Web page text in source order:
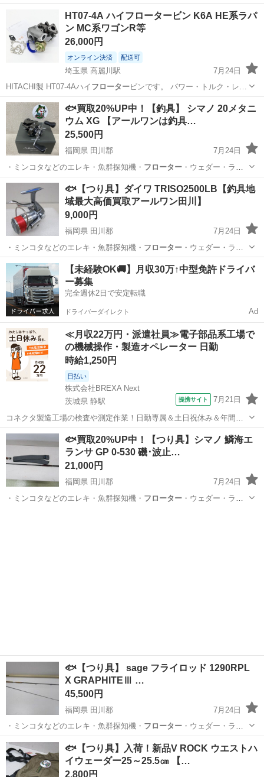
HT07-4A ハイフロータービン K6A HE系ラパ
ン MC系ワゴンR等
26,000円
オンライン決済 配送可
埼玉県 高麗川駅
7月24日
HITACHI製 HT07-4Aハイ フローター ビンです。 パワー・トルク・レ…
埼玉 日高市 高麗川駅 パーツ ラパン
🐟買取20%UP中！【釣具】 シマノ 20メタニ
ウム XG 【アールワンは釣具…
25,500円
福岡県 田川郡
7月24日
・ミンコタなどのエレキ・魚群探知機・ フローター・ウェダー・ライ
フJKT ■取…
福岡 田川郡 その他 ミンコタ
🐟【つり具】ダイワ TRISO2500LB【釣具地
域最大高価買取アールワン田川】
9,000円
福岡県 田川郡
7月24日
・ミンコタなどのエレキ・魚群探知機・ フローター・ウェダー・ライ
フJKT ■取…
福岡 田川郡 その他 釣具
【未経験OK🚚】月収30万↑中型免許ドライバ
ー募集
完全週休2日で安定転職
ドライバーダイレクト Ad
≪月収22万円・派遣社員≫電子部品系工場で
の機械操作・製造オペレーター 日勤
時給1,250円
日払い
株式会社BREXA Next
茨城県 静駅
提携サイト 7月21日
コネクタ製造工場の検査や測定作業！日勤専属＆土日祝休み＆年間休
日128日★クリーンルーム内作業★マイカー通勤OK＆無料駐車場あり
★就業先食堂利用可！日払い制度あり！《茨城県常陸大宮市》 人気の
工場のお仕事 ◇コネクタ製造工...
茨城 常陸大宮市 その他
🐟買取20%UP中！【つり具】シマノ 鱗海エ
ランサ GP 0-530 磯･波止…
21,000円
福岡県 田川郡
7月24日
・ミンコタなどのエレキ・魚群探知機・ フローター・ウェダー・ライ
🐟【つり具】 sage フライロッド 1290RPL
X GRAPHITEⅢ …
45,500円
福岡県 田川郡
7月24日
・ミンコタなどのエレキ・魚群探知機・ フローター・ウェダー・ライ
フJKT ■取…
福岡 田川郡 その他 釣具
🐟【つり具】入荷！新品V ROCK ウエストハ
イウェーダー25～25.5㎝ 【…
2,800円